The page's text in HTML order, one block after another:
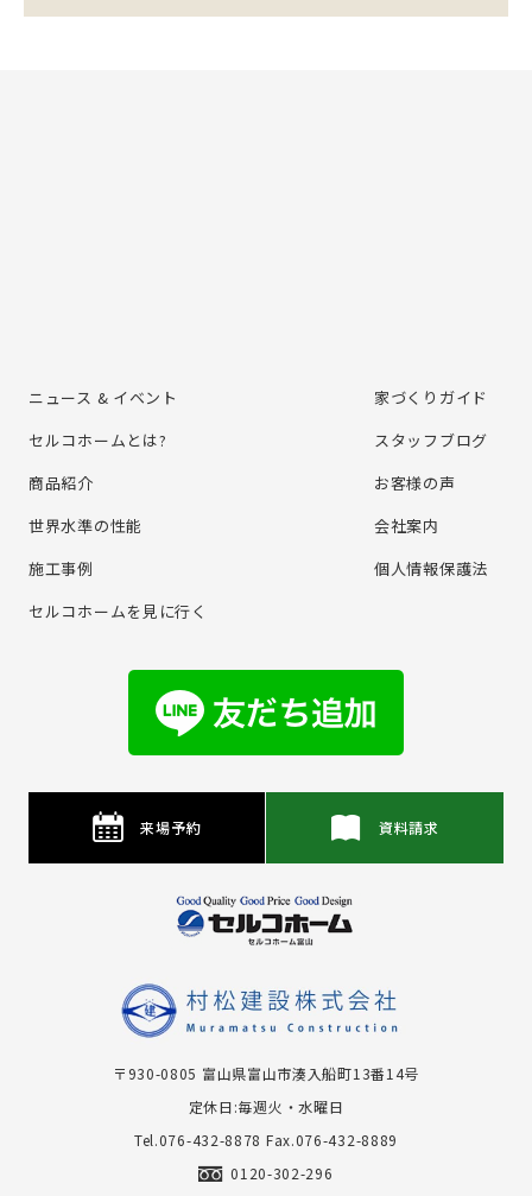
ニュース & イベント
セルコホームとは?
商品紹介
世界水準の性能
施⼯事例
セルコホームを⾒に⾏く
家づくりガイド
スタッフブログ
お客様の声
会社案内
個⼈情報保護法
来場予約 資料請求
〒930-0805 富⼭県富⼭市湊⼊船町13番14号
定休日:毎週火・水曜日
Tel.076-432-8878 Fax.076-432-8889
0120-302-296